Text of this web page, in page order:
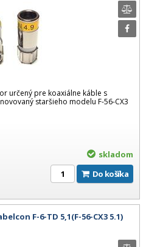
určený pre koaxiálne káble s
staršieho modelu F-56-CX3
skladom
Do košíka
F-6-TD 5,1(F-56-CX3 5.1)